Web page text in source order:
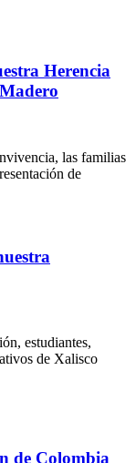
Herencia
las familias
de
estudiantes,
de Xalisco
de Colombia